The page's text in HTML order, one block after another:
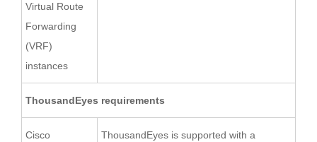
Virtual Route
Forwarding
(VRF)
instances
ThousandEyes requirements
Cisco
ThousandEyes is supported with a